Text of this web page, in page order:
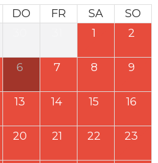
DO FR SA
SO
1 2
6 7 8 9
13 14 15 16
20 21 22 23